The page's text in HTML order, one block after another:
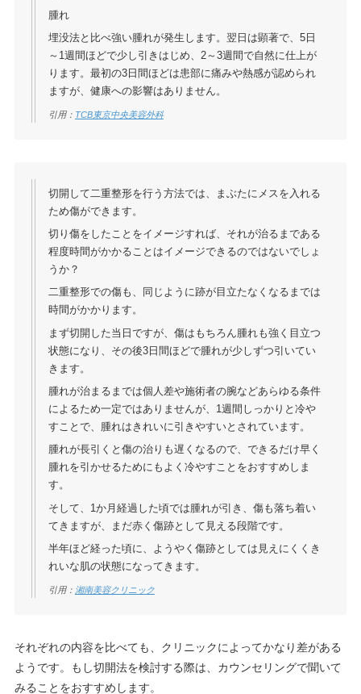
腫れ
埋没法と比べ強い腫れが発生します。翌日は顕著で、5日
～1週間ほどで少し引きはじめ、2～3週間で自然に仕上が
ります。最初の3日間ほどは患部に痛みや熱感が認められ
ますが、健康への影響はありません。
引用： TCB東京中央美容外科
切開して二重整形を行う方法では、まぶたにメスを入れる
ため傷ができます。
切り傷をしたことをイメージすれば、それが治るまである
程度時間がかかることはイメージできるのではないでしょ
うか？
二重整形での傷も、同じように跡が目立たなくなるまでは
時間がかかります。
まず切開した当日ですが、傷はもちろん腫れも強く目立つ
状態になり、その後3日間ほどで腫れが少しずつ引いてい
きます。
腫れが治まるまでは個人差や施術者の腕などあらゆる条件
によるため一定ではありませんが、1週間しっかりと冷や
すことで、腫れはきれいに引きやすいとされています。
腫れが長引くと傷の治りも遅くなるので、できるだけ早く
腫れを引かせるためにもよく冷やすことをおすすめしま
す。
そして、1か月経過した頃では腫れが引き、傷も落ち着い
てきますが、まだ赤く傷跡として見える段階です。
半年ほど経った頃に、ようやく傷跡としては見えにくくき
れいな肌の状態になってきます。
引用： 湘南美容クリニック
それぞれの内容を比べても、クリニックによってかなり差がある
ようです。もし切開法を検討する際は、カウンセリングで聞いて
みることをおすすめします。